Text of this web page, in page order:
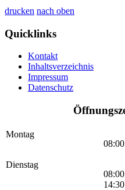
drucken nach oben
Quicklinks
Kontakt
Inhaltsverzeichnis
Impressum
Datenschutz
Montag
Dienstag